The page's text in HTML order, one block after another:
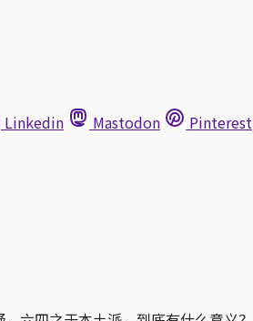
Linkedin Mastodon Pinterest